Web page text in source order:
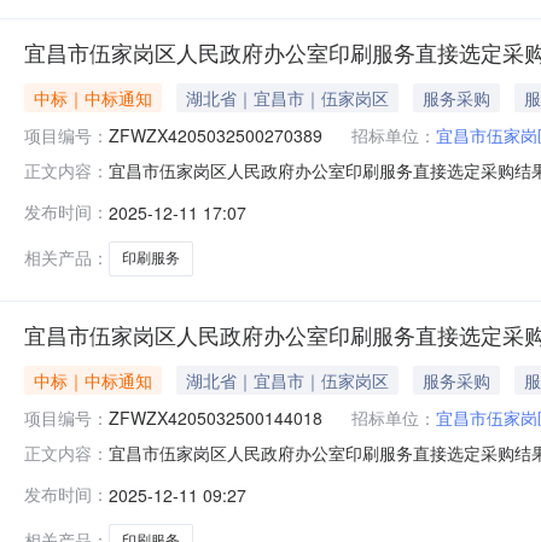
宜昌市伍家岗区人民政府办公室印刷服务直接选定采
中标｜中标通知 湖北省｜宜昌市｜伍家岗区 服务采购
项目编号： ZFWZX4205032500270389 招标单位： 宜昌市伍家
正文内容： 宜昌市伍家岗区人民政府办公室印刷服务直接选定采购
市伍家岗区维一图文快印店成交供应商地址：伍家岗区
明：保质保量完成
发布时间： 2025-12-11 17:07
相关产品：
印刷服务
宜昌市伍家岗区人民政府办公室印刷服务直接选定采
中标｜中标通知 湖北省｜宜昌市｜伍家岗区 服务采购
项目编号： ZFWZX4205032500144018 招标单位： 宜昌市伍家
正文内容： 宜昌市伍家岗区人民政府办公室印刷服务直接选定采购
伍家岗区维一图文快印店成交供应商地址：伍家岗区八
明：保质保量完成
发布时间： 2025-12-11 09:27